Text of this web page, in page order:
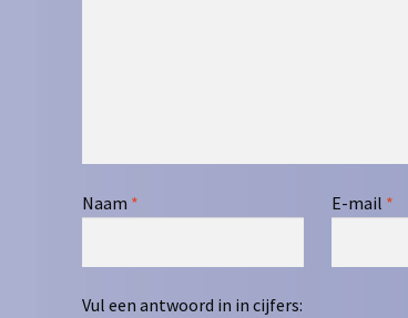
Naam * E-mail *
Vul een antwoord in in cijfers: